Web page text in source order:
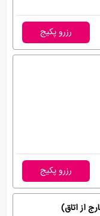
رزرو پکیج
رزرو پکیج
از اتاق)